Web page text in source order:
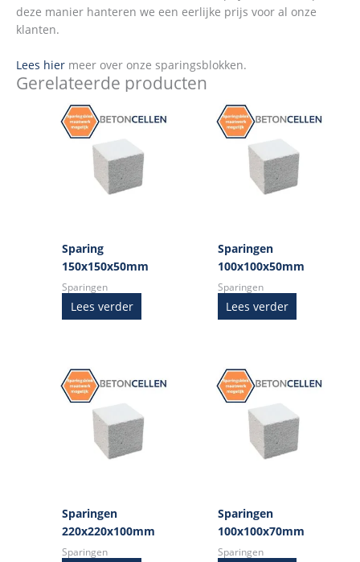
deze manier hanteren we een eerlijke prijs voor al onze
klanten.
Lees hier meer over onze sparingsblokken.
Gerelateerde producten
Sparing
150x150x50mm
Sparingen
Lees verder
Sparingen
100x100x50mm
Sparingen
Lees verder
Sparingen
220x220x100mm
Sparingen
Sparingen
100x100x70mm
Sparingen